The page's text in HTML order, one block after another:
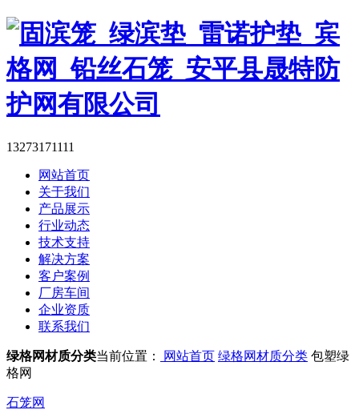
13273171111
网站首页
关于我们
产品展示
行业动态
技术支持
解决方案
客户案例
厂房车间
企业资质
联系我们
绿格网材质分类当前位置： 网站首页 绿格网材质分类 包塑绿
格网
石笼网